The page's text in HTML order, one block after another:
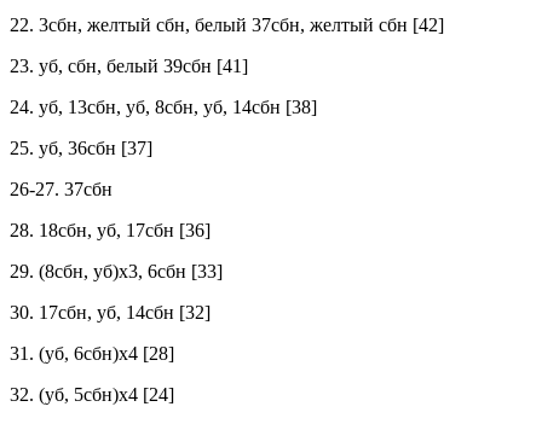
22. 3сбн, желтый сбн, белый 37сбн, желтый сбн [42]
23. уб, сбн, белый 39сбн [41]
24. уб, 13сбн, уб, 8сбн, уб, 14сбн [38]
25. уб, 36сбн [37]
26-27. 37сбн
28. 18сбн, уб, 17сбн [36]
29. (8сбн, уб)х3, 6сбн [33]
30. 17сбн, уб, 14сбн [32]
31. (уб, 6сбн)х4 [28]
32. (уб, 5сбн)х4 [24]